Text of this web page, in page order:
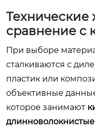
Технические
сравнение с
При выборе
сталкиваются с
пластик или
объективные
которое занимают